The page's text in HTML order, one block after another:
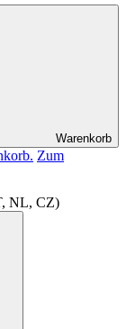
Warenkorb
Zum
NL, CZ)